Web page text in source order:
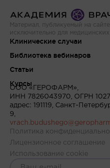
Материал, публикуемый на
исключительно для
Клинические случаи
Библиотека вебинаров
Статьи
Курсы
ООО «ГЕРОФАРМ»,
ИНН 7826043970, ОГРН
адрес: 191119, Санкт-
9,
Политика
Лицензионное соглашение
Использование cookie